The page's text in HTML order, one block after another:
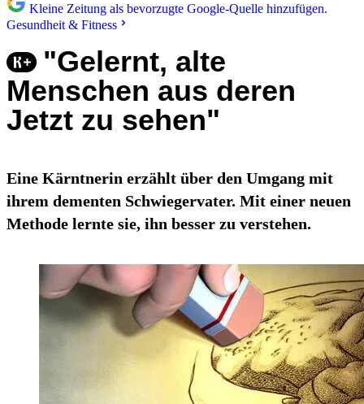
Kleine Zeitung als bevorzugte Google-Quelle hinzufügen.
Gesundheit & Fitness
"Gelernt, alte
Menschen aus deren
Jetzt zu sehen"
Eine Kärntnerin erzählt über den Umgang mit
ihrem dementen Schwiegervater. Mit einer neuen
Methode lernte sie, ihn besser zu verstehen.